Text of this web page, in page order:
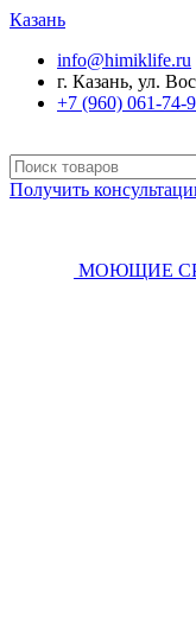
Казань
info@himiklife.ru
г. Казань, ул.
+7 (960) 061-74-
Получить
МОЮЩИЕ